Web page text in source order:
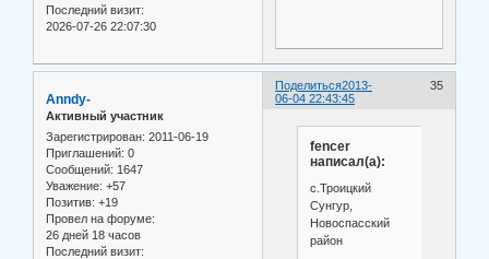
Последний визит:
2026-07-26 22:07:30
Поделиться 35
2013-
06-04 22:43:45
Anndy-
Активный участник
Зарегистрирован: 2011-06-19
Приглашений: 0
Сообщений: 1647
Уважение: +57
Позитив: +19
Провел на форуме:
26 дней 18 часов
Последний визит:
fencer
написал(а):
с.Троицкий
Сунгур,
Новоспасский
район